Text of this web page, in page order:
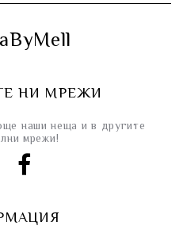
НИ МРЕЖИ
наши неща и в другите
мрежи!